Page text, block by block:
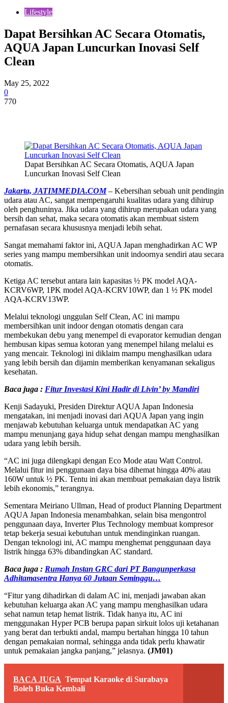
Lifestyle
Dapat Bersihkan AC Secara Otomatis,
AQUA Japan Luncurkan Inovasi Self
Clean
May 25, 2022
0
770
Dapat Bersihkan AC Secara Otomatis, AQUA Japan
Luncurkan Inovasi Self Clean
Jakarta, JATIMMEDIA.COM– Kebersihan sebuah unit pendingin
udara atau AC, sangat mempengaruhi kualitas udara yang dihirup
oleh penghuninya. Jika udara yang dihirup merupakan udara yang
bersih dan sehat, maka secara otomatis akan membuat sistem
pernafasan secara khususnya menjadi lebih sehat.
Sangat memahami faktor ini, AQUA Japan menghadirkan AC WP
series yang mampu membersihkan unit indoornya sendiri atau secara
otomatis.
Ketiga AC tersebut antara lain kapasitas ½ PK model AQA-
KCRV6WP, 1PK model AQA-KCRV10WP, dan 1 ½ PK model
AQA-KCRV13WP.
Melalui teknologi unggulan Self Clean, AC ini mampu
membersihkan unit indoor dengan otomatis dengan cara
membekukan debu yang menempel di evaporator kemudian dengan
hembusan kipas semua kotoran yang menempel hilang melalui es
yang mencair. Teknologi ini diklaim mampu menghasilkan udara
yang lebih bersih dan dijamin memberikan kenyamanan sekaligus
kesehatan.
Baca juga : Fitur Investasi Kini Hadir di Livin’ by Mandiri
Kenji Sadayuki, Presiden Direktur AQUA Japan Indonesia
mengatakan, ini menjadi inovasi dari AQUA Japan yang ingin
menjawab kebutuhan keluarga untuk mendapatkan AC yang
mampu menunjang gaya hidup sehat dengan mampu menghasilkan
udara yang lebih bersih.
“AC ini juga dilengkapi dengan Eco Mode atau Watt Control.
Melalui fitur ini penggunaan daya bisa dihemat hingga 40% atau
160W untuk ½ PK. Tentu ini akan membuat pemakaian daya listrik
lebih ekonomis,” terangnya.
Sementara Meiriano Ullman, Head of product Planning Department
AQUA Japan Indonesia menambahkan, selain bisa mengontrol
penggunaan daya, Inverter Plus Technology membuat kompresor
tetap bekerja sesuai kebutuhan untuk mendinginkan ruangan.
Dengan teknologi ini, AC mampu menghemat penggunaan daya
listrik hingga 63% dibandingkan AC standard.
Baca juga : Rumah Instan GRC dari PT Bangunperkasa
Adhitamasentra Hanya 60 Jutaan Seminggu…
“Fitur yang dihadirkan di dalam AC ini, menjadi jawaban akan
kebutuhan keluarga akan AC yang mampu menghasilkan udara
sehat namun tetap hemat listrik. Tidak hanya itu, AC ini
menggunakan Hyper PCB berupa papan sirkuit lolos uji ketahanan
yang berat dan terbukti andal, mampu bertahan hingga 10 tahun
dengan pemakaian normal, sehingga anda tidak perlu khawatir
untuk pemakaian jangka panjang,” jelasnya. (JM01)
BACA JUGA Tempat Karaoke di Surabaya
Boleh Buka Kembali